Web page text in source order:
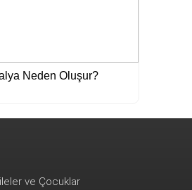
Neden Oluşur?
ve Çocuklar